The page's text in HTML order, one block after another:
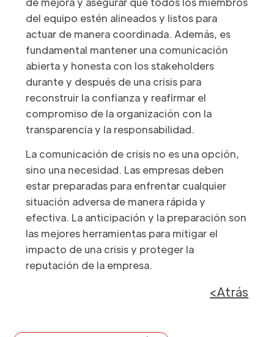
del equipo estén alineados y listos para
actuar de manera coordinada. Además, es
fundamental mantener una comunicación
abierta y honesta con los stakeholders
durante y después de una crisis para
reconstruir la confianza y reafirmar el
compromiso de la organización con la
transparencia y la responsabilidad.
La comunicación de crisis no es una opción,
sino una necesidad. Las empresas deben
estar preparadas para enfrentar cualquier
situación adversa de manera rápida y
efectiva. La anticipación y la preparación son
las mejores herramientas para mitigar el
impacto de una crisis y proteger la
reputación de la empresa.
<Atrás